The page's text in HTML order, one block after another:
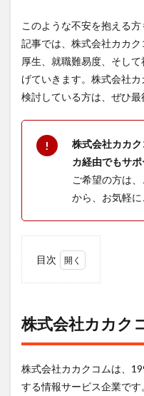
このような不安を抱える
記事では、株式会社カカ
厚生、就職難易度、そし
げていきます。株式会社
検討している方は、ぜひ最
! 株式会社カカク
カ経由でもサ
ご希望の方は
から、お気軽に
目次
カカ
クコ
ムっ
んな
会
株式会社カカク
株式会社カカクコムは、
する情報サービス企業で